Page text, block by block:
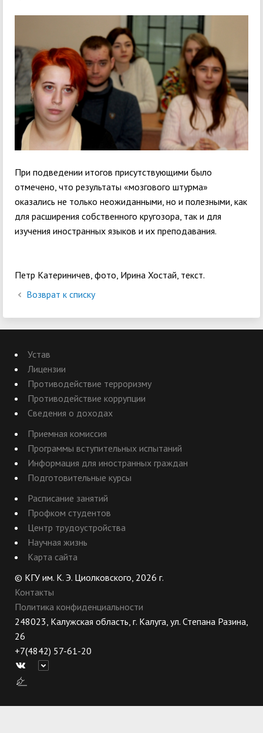
При подведении итогов присутствующими было
отмечено, что результаты «мозгового штурма»
оказались не только неожиданными, но и полезными, как
для расширения собственного кругозора, так и для
изучения иностранных языков и их преподавания.
Петр Катериничев, фото, Ирина Хостай, текст.
Возврат к списку
Устав
Лицензии
Противодействие терроризму
Противодействие коррупции
Сведения о доходах
Приемная комиссия
Программы вступительных испытаний
Информация для иностранных граждан
Подготовительные курсы
Расписание занятий
Профком студентов
Центр трудоустройства
Научная жизнь
Карта сайта
© КГУ им. К. Э. Циолковского, 2026 г.
Контакты
Политика конфиденциальности
248023, Калужская область, г. Калуга, ул. Степана Разина,
26
+7(4842) 57-61-20